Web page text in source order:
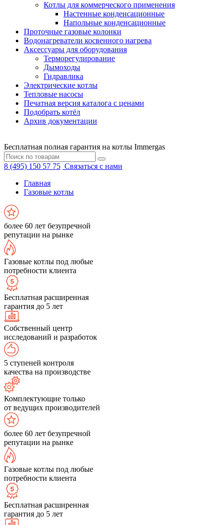
Котлы для коммерческого применения
Настенные конденсационные
Напольные конденсационные
Проточные газовые колонки
Водонагреватели косвенного нагрева
Аксессуары для оборудования
Терморегулирование
Дымоходы
Гидравлика
Электрические котлы
Тепловые насосы
Печатная версия каталога с ценами
Подобрать котёл
Архив документации
Бесплатная полная гарантия на котлы Immergas
8 (495) 150 57 75 Связаться с нами
Главная
Газовые котлы
более 60 лет безупречной
репутации на рынке
Газовые котлы под любые
потребности клиента
Бесплатная расширенная
гарантия до 5 лет
Собственный центр
исследований и разработок
5 ступеней контроля
качества на производстве
Комплектующие только
от ведущих производителей
более 60 лет безупречной
репутации на рынке
Газовые котлы под любые
потребности клиента
Бесплатная расширенная
гарантия до 5 лет